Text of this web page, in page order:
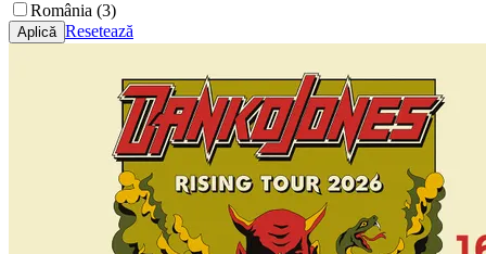
România (3)
Resetează